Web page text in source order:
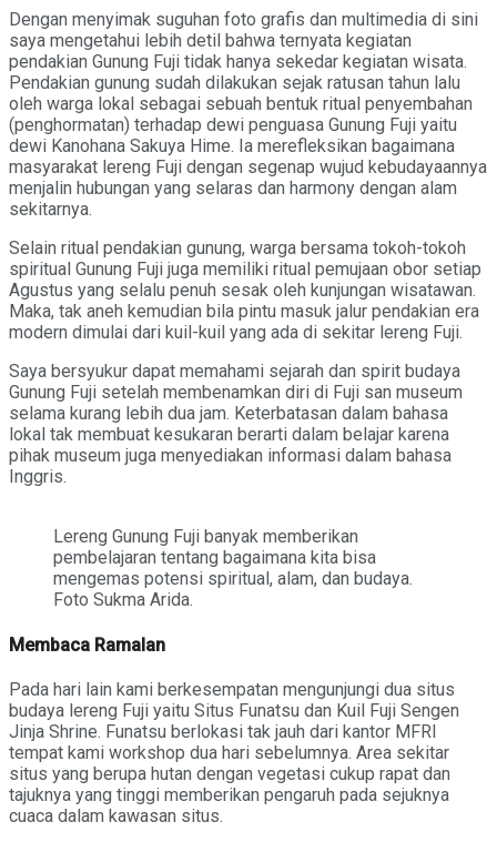
Dengan menyimak suguhan foto grafis dan multimedia di sini
saya mengetahui lebih detil bahwa ternyata kegiatan
pendakian Gunung Fuji tidak hanya sekedar kegiatan wisata.
Pendakian gunung sudah dilakukan sejak ratusan tahun lalu
oleh warga lokal sebagai sebuah bentuk ritual penyembahan
(penghormatan) terhadap dewi penguasa Gunung Fuji yaitu
dewi Kanohana Sakuya Hime. Ia merefleksikan bagaimana
masyarakat lereng Fuji dengan segenap wujud kebudayaannya
menjalin hubungan yang selaras dan harmony dengan alam
sekitarnya.
Selain ritual pendakian gunung, warga bersama tokoh-tokoh
spiritual Gunung Fuji juga memiliki ritual pemujaan obor setiap
Agustus yang selalu penuh sesak oleh kunjungan wisatawan.
Maka, tak aneh kemudian bila pintu masuk jalur pendakian era
modern dimulai dari kuil-kuil yang ada di sekitar lereng Fuji.
Saya bersyukur dapat memahami sejarah dan spirit budaya
Gunung Fuji setelah membenamkan diri di Fuji san museum
selama kurang lebih dua jam. Keterbatasan dalam bahasa
lokal tak membuat kesukaran berarti dalam belajar karena
pihak museum juga menyediakan informasi dalam bahasa
Inggris.
Lereng Gunung Fuji banyak memberikan
pembelajaran tentang bagaimana kita bisa
mengemas potensi spiritual, alam, dan budaya.
Foto Sukma Arida.
Membaca Ramalan
Pada hari lain kami berkesempatan mengunjungi dua situs
budaya lereng Fuji yaitu Situs Funatsu dan Kuil Fuji Sengen
Jinja Shrine. Funatsu berlokasi tak jauh dari kantor MFRI
tempat kami workshop dua hari sebelumnya. Area sekitar
situs yang berupa hutan dengan vegetasi cukup rapat dan
tajuknya yang tinggi memberikan pengaruh pada sejuknya
cuaca dalam kawasan situs.